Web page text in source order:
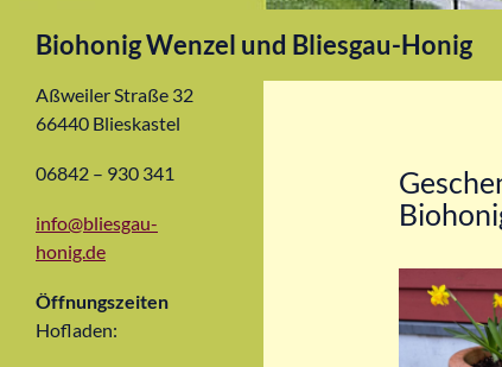
Biohonig Wenzel und Bliesgau-Honig
Aßweiler Straße 32
66440 Blieskastel
06842 – 930 341
info@bliesgau-
honig.de
Öffnungszeiten
Hofladen: